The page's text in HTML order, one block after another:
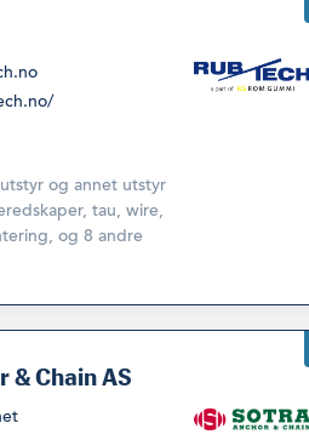
og annet utstyr
tau, wire,
, og 8 andre
& Chain AS